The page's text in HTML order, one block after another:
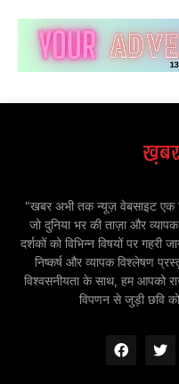
"खबर अभी तक न्यूज़ वेबसाइट एक
जो दुनिया भर की ताज़ा और
दर्शकों को विभिन्न विषयों पर गहरी
निष्कर्ष और व्यापक विश्लेषण
विश्वसनीयता के साथ, हम आपको
विपणन से जुड़ी छवि